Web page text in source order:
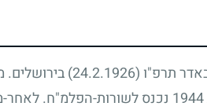
תרפ"ו (24.2.1926)
בירושלים.
1944 נכנס לשורות-הפלמ"ח. לאחר-